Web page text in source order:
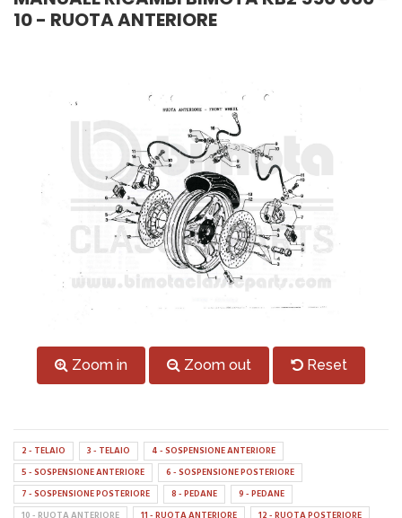
10 - RUOTA ANTERIORE
Zoom in Zoom out Reset
2 - TELAIO 3 - TELAIO
4 - SOSPENSIONE ANTERIORE
5 - SOSPENSIONE ANTERIORE
6 - SOSPENSIONE POSTERIORE
7 - SOSPENSIONE POSTERIORE
8 - PEDANE
9 - PEDANE